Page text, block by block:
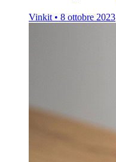
Vinkit • 8 ottobre 2023